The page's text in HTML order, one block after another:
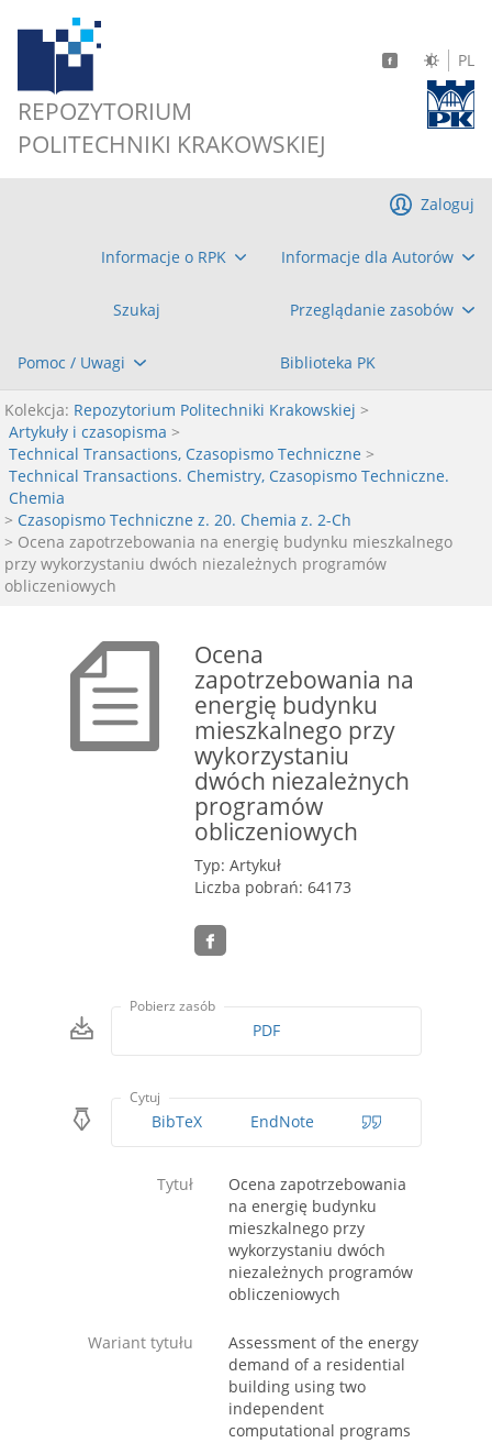
REPOZYTORIUM
POLITECHNIKI KRAKOWSKIEJ
PL
Informacje o RPK Informacje dla Autorów
Szukaj Przeglądanie zasobów
Pomoc / Uwagi Biblioteka PK
Zaloguj
Kolekcja: Repozytorium Politechniki Krakowskiej >
Artykuły i czasopisma >
Technical Transactions, Czasopismo Techniczne >
Technical Transactions. Chemistry, Czasopismo Techniczne.
Chemia
> Czasopismo Techniczne z. 20. Chemia z. 2-Ch
> Ocena zapotrzebowania na energię budynku mieszkalnego
przy wykorzystaniu dwóch niezależnych programów
obliczeniowych
Ocena
zapotrzebowania na
energię budynku
mieszkalnego przy
wykorzystaniu
dwóch niezależnych
programów
obliczeniowych
Typ: Artykuł
Liczba pobrań: 64173
Pobierz zasób
PDF
Cytuj
BibTeX EndNote
Tytuł
Ocena zapotrzebowania
na energię budynku
mieszkalnego przy
wykorzystaniu dwóch
niezależnych programów
obliczeniowych
Wariant tytułu
Assessment of the energy
demand of a residential
building using two
independent
computational programs